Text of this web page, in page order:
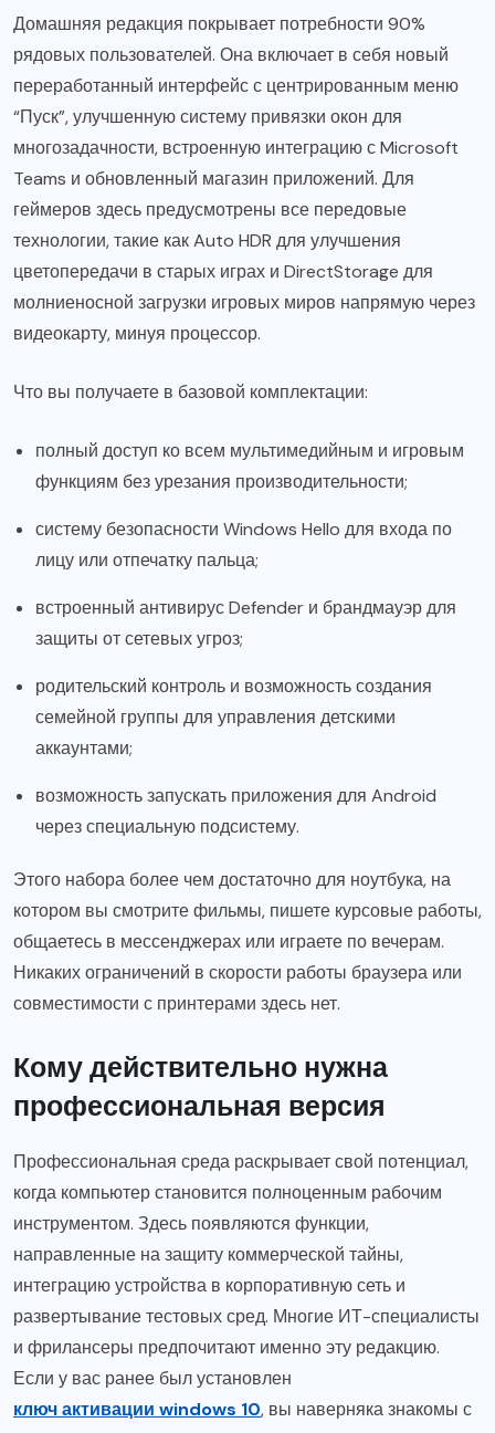
Домашняя редакция покрывает потребности 90%
рядовых пользователей. Она включает в себя новый
переработанный интерфейс с центрированным меню
“Пуск”, улучшенную систему привязки окон для
многозадачности, встроенную интеграцию с Microsoft
Teams и обновленный магазин приложений. Для
геймеров здесь предусмотрены все передовые
технологии, такие как Auto HDR для улучшения
цветопередачи в старых играх и DirectStorage для
молниеносной загрузки игровых миров напрямую через
видеокарту, минуя процессор.
Что вы получаете в базовой комплектации:
полный доступ ко всем мультимедийным и игровым
функциям без урезания производительности;
систему безопасности Windows Hello для входа по
лицу или отпечатку пальца;
встроенный антивирус Defender и брандмауэр для
защиты от сетевых угроз;
родительский контроль и возможность создания
семейной группы для управления детскими
аккаунтами;
возможность запускать приложения для Android
через специальную подсистему.
Этого набора более чем достаточно для ноутбука, на
котором вы смотрите фильмы, пишете курсовые работы,
общаетесь в мессенджерах или играете по вечерам.
Никаких ограничений в скорости работы браузера или
совместимости с принтерами здесь нет.
Кому действительно нужна
профессиональная версия
Профессиональная среда раскрывает свой потенциал,
когда компьютер становится полноценным рабочим
инструментом. Здесь появляются функции,
направленные на защиту коммерческой тайны,
интеграцию устройства в корпоративную сеть и
развертывание тестовых сред. Многие ИТ-специалисты
и фрилансеры предпочитают именно эту редакцию.
Если у вас ранее был установлен
ключ активации windows 10, вы наверняка знакомы с